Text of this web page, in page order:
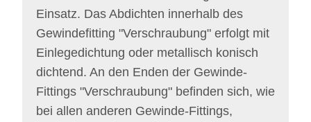
Einsatz. Das Abdichten innerhalb des
Gewindefitting "Verschraubung" erfolgt mit
Einlegedichtung oder metallisch konisch
dichtend. An den Enden der Gewinde-
Fittings "Verschraubung" befinden sich, wie
bei allen anderen Gewinde-Fittings,